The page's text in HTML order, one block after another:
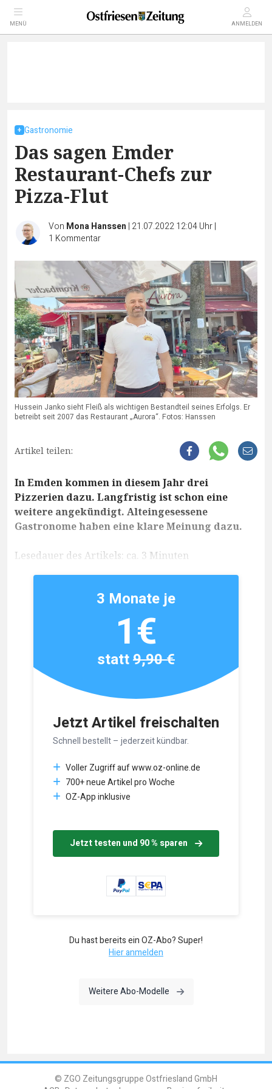
MENÜ ANMELDEN
Gastronomie
Das sagen Emder
Restaurant-Chefs zur
Pizza-Flut
Von Mona Hanssen | 21.07.2022 12:04 Uhr|
1 Kommentar
Hussein Janko sieht Fleiß als wichtigen Bestandteil seines Erfolgs. Er
betreibt seit 2007 das Restaurant „Aurora“. Fotos: Hanssen
Artikel teilen:
In Emden kommen in diesem Jahr drei
Pizzerien dazu. Langfristig ist schon eine
weitere angekündigt. Alteingesessene
Gastronome haben eine klare Meinung dazu.
Lesedauer des Artikels: ca. 3 Minuten
Jetzt Artikel freischalten
Schnell bestellt – jederzeit kündbar.
Voller Zugriff auf www.oz-online.de
700+ neue Artikel pro Woche
OZ-App inklusive
Jetzt testen und 90 % sparen
3 Monate je
1€
statt9,90 €
Du hast bereits ein OZ-Abo? Super!
Hier anmelden
Weitere Abo-Modelle
© ZGO Zeitungsgruppe Ostfriesland GmbH